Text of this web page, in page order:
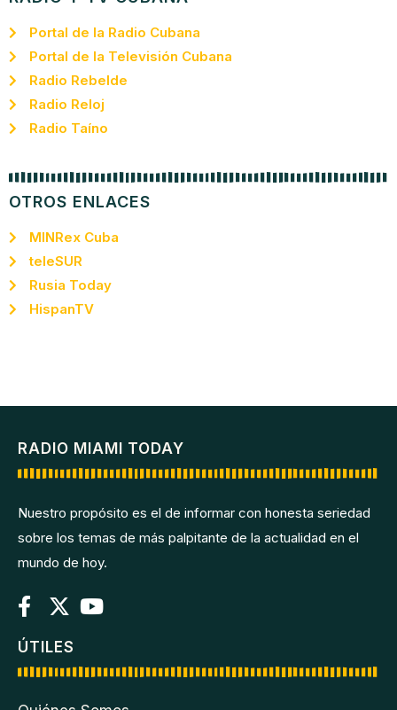
Portal de la Radio Cubana
Portal de la Televisión Cubana
Radio Rebelde
Radio Reloj
Radio Taíno
OTROS ENLACES
MINRex Cuba
teleSUR
Rusia Today
HispanTV
RADIO MIAMI TODAY
Nuestro propósito es el de informar con honesta seriedad
sobre los temas de más palpitante de la actualidad en el
mundo de hoy.
ÚTILES